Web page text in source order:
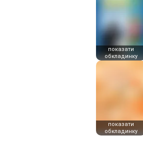
показати
обкладинку
показати
обкладинку